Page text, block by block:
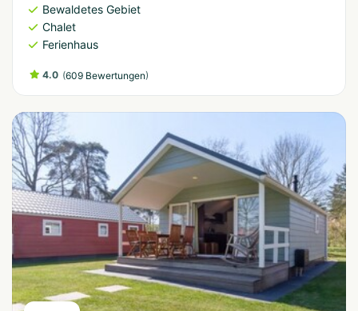
Bewaldetes Gebiet
Chalet
Ferienhaus
4.0 (609 Bewertungen)